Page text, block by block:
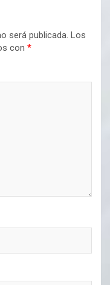
será publicada. Los
con *